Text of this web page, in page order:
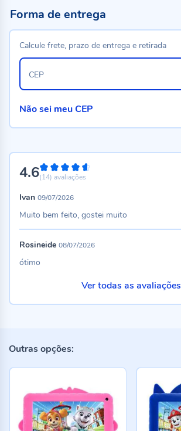
4.692%
(14) avaliações
Ivan 09/07/2026
Muito bem feito, gostei muito
Rosineide 08/07/2026
ótimo
Ver todas as avaliações
Forma de entrega
Calcule frete, prazo de entrega e retirada
CEP
Não sei meu CEP
Outras opções: